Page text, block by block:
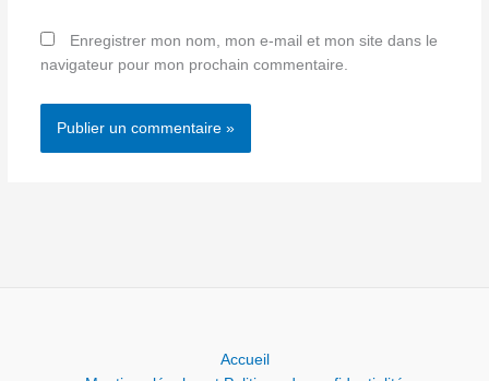
Enregistrer mon nom, mon e-mail et mon site dans le
navigateur pour mon prochain commentaire.
Accueil